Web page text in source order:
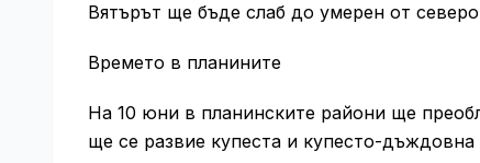
Вятърът ще бъде слаб до умерен от
Времето в планините
На 10 юни в планинските райони ще
ще се развие купеста и купесто-дъждовна